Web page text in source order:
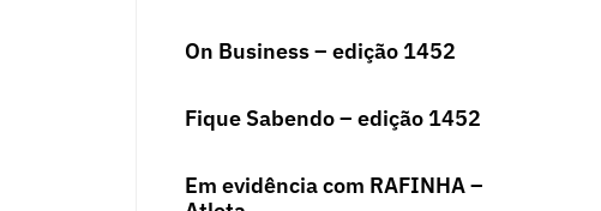
On Business – edição 1452
Fique Sabendo – edição 1452
Em evidência com RAFINHA –